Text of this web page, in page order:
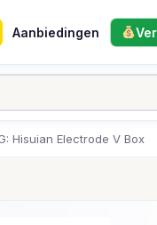
Aanbiedingen
Hisuian Electrode V Box